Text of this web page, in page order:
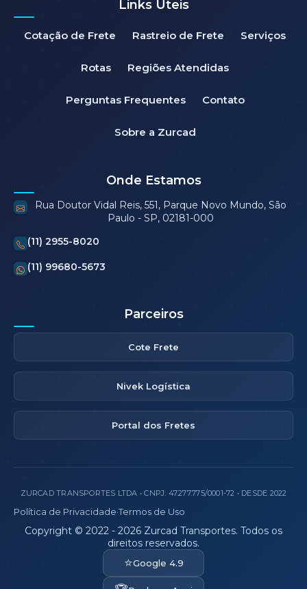
Links Úteis
Cotação de Frete Rastreio de Frete Serviços
Rotas Regiões Atendidas
Perguntas Frequentes Contato
Sobre a Zurcad
Onde Estamos
Rua Doutor Vidal Reis, 551, Parque Novo Mundo, São
Paulo - SP, 02181-000
(11) 2955-8020
(11) 99680-5673
Parceiros
Cote Frete
Nivek Logística
Portal dos Fretes
ZURCAD TRANSPORTES LTDA • CNPJ: 47.277.775/0001-72 • DESDE 2022
Política de Privacidade·Termos de Uso
Copyright © 2022 - 2026 Zurcad Transportes. Todos os
direitos reservados.
⭐Google 4.9